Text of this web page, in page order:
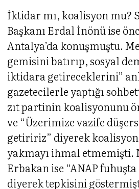
İktidar mı, koalisyon mu?
Başkanı Erdal İnönü ise
Antalya’da konuşmuştu.
gemisini batırıp, sosyal
iktidara getireceklerini”
gazetecilerle yaptığı
zıt partinin koalisyonunu
ve “Üzerimize vazife
getiririz” diyerek
yakmayı ihmal etmemişti.
Erbakan ise “ANAP fuhuşta
diyerek tepkisini